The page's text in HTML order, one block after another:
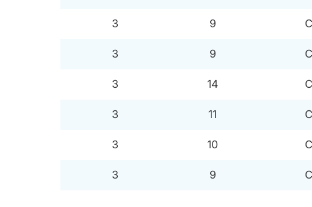
3 9
3 9
3 14
3 11
3 10
3 9